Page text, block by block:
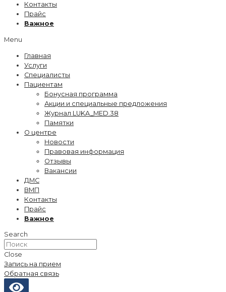
Контакты
Прайс
Важное
Menu
Главная
Услуги
Специалисты
Пациентам
Бонусная программа
Акции и специальные предложения
Журнал LUKA_MED.38
Памятки
О центре
Новости
Правовая информация
Отзывы
Вакансии
ДМС
ВМП
Контакты
Прайс
Важное
Search
Close
Запись на прием
Обратная связь